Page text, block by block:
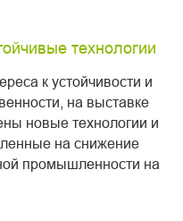
технологии
к устойчивости и
на выставке
новые технологии и
на снижение
промышленности на